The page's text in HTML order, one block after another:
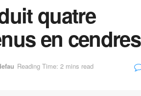
quatre
en cendres
Reading Time: 2 mins read